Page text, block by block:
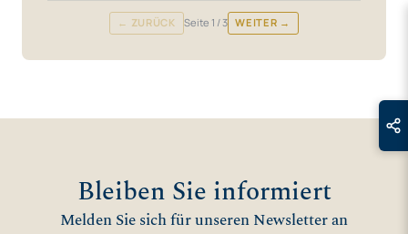
← ZURÜCK Seite 1 / 3 WEITER →
Bleiben Sie informiert
Melden Sie sich für unseren Newsletter an